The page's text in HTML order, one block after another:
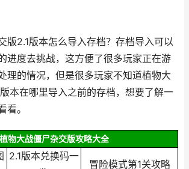
版2.1版本怎么导入存档？存档导入可以
进度去挑战，这方便了很多玩家正在游
理的情况，但是很多玩家不知道植物大
本在哪里导入之前的存档，想要了解一
看。
植物大战僵尸杂交版攻略大全
2.1版本兑换码一
冒险模式第1关攻略